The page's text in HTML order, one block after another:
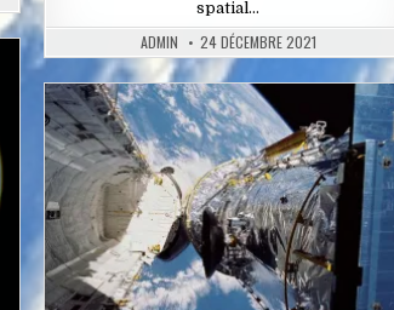
spatial…
ADMIN 24 DÉCEMBRE 2021
Posted
in